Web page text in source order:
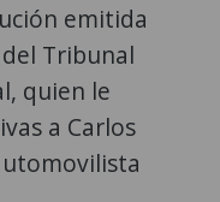
emitida
Tribunal
quien le
a Carlos